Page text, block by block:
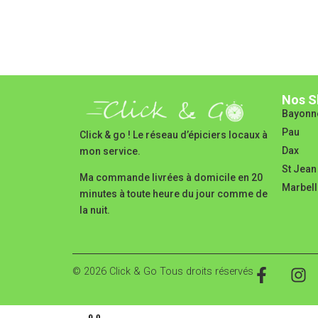
Click & go ! Le réseau d’épiciers locaux à
mon service.
Ma commande livrées à domicile en 20
minutes à toute heure du jour comme de
la nuit.
Nos
Pau
Dax
St
© 2026 Click & Go Tous droits réservés